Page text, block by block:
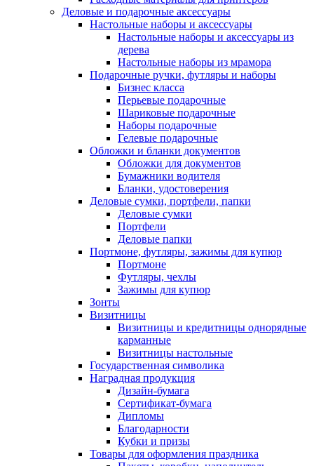
Деловые и подарочные аксессуары
Настольные наборы и аксессуары
Настольные наборы и аксессуары из
дерева
Настольные наборы из мрамора
Подарочные ручки, футляры и наборы
Бизнес класса
Перьевые подарочные
Шариковые подарочные
Наборы подарочные
Гелевые подарочные
Обложки и бланки документов
Обложки для документов
Бумажники водителя
Бланки, удостоверения
Деловые сумки, портфели, папки
Деловые сумки
Портфели
Деловые папки
Портмоне, футляры, зажимы для купюр
Портмоне
Футляры, чехлы
Зажимы для купюр
Зонты
Визитницы
Визитницы и кредитницы однорядные
карманные
Визитницы настольные
Государственная символика
Наградная продукция
Дизайн-бумага
Сертификат-бумага
Дипломы
Благодарности
Кубки и призы
Товары для оформления праздника